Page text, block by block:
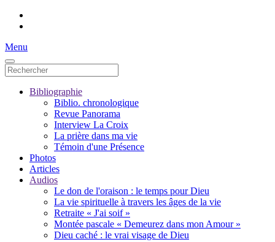
Menu
Bibliographie
Biblio. chronologique
Revue Panorama
Interview La Croix
La prière dans ma vie
Témoin d'une Présence
Photos
Articles
Audios
Le don de l'oraison : le temps pour Dieu
La vie spirituelle à travers les âges de la vie
Retraite « J'ai soif »
Montée pascale « Demeurez dans mon Amour »
Dieu caché : le vrai visage de Dieu